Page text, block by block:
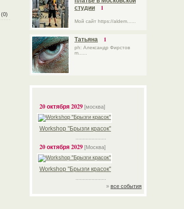
(0)
студии
1
Мой сайт https://aldem......
Татьяна 1
ph: Александр Фирстов
m......
20 октября 2029 [москва]
Workshop "Брызги красок"
20 октября 2029 [Москва]
Workshop "Брызги красок"
» все события